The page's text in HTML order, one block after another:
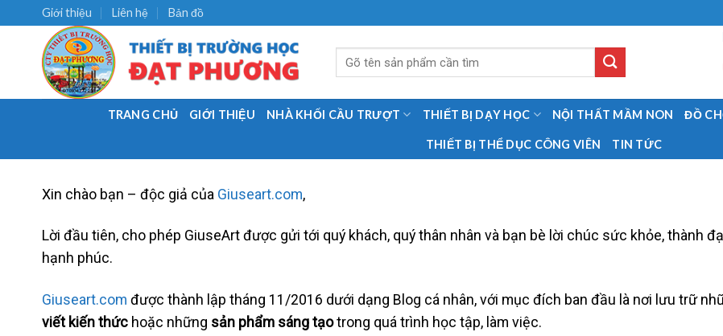
content
Giới thiệu Liên hệ Bản đồ
TRANG CHỦ GIỚI THIỆU NHÀ KHỐI CẦU TRƯỢT THIẾT BỊ DẠY HỌC NỘI THẤT MẦM NON ĐỒ
THIẾT BỊ THỂ DỤC CÔNG VIÊN TIN TỨC
Xin chào bạn – độc giả của Giuseart.com,
Lời đầu tiên, cho phép GiuseArt được gửi tới quý khách, quý thân nhân và bạn bè lời chúc sức khỏe, thành
hạnh phúc.
Giuseart.com được thành lập tháng 11/2016 dưới dạng Blog cá nhân, với mục đích ban đầu là nơi lưu trữ
viết kiến thức hoặc những sản phẩm sáng tạotrong quá trình học tập, làm việc.